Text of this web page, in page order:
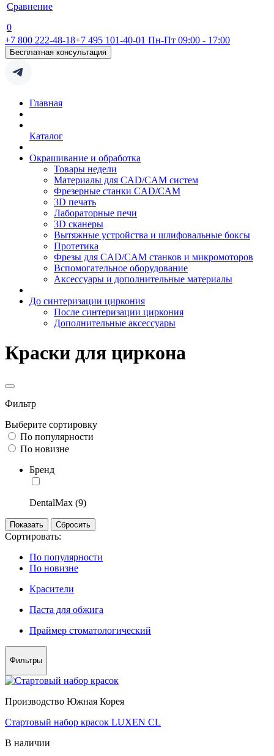
Сравнение
0
+7 800 222-48-18+7 495 101-40-01 Пн-Пт 09:00 - 17:00
Бесплатная консультация
Главная
Каталог
Окрашивание и обработка
Товары недели
Материалы для CAD/CAM систем
Фрезерные станки CAD/CAM
3D печать
Лабораторные печи
3D сканеры
Вытяжные устройства и шлифовальные боксы
Протетика
Фрезы для CAD/CAM станков и микромоторов
Вспомогательное оборудование
Аксессуары и дополнительные материалы
До синтеризации циркония
После синтеризации циркония
Дополнительные аксессуары
Краски для циркона
Фильтр
Выберите сортировку
По популярности
По новизне
Бренд
DentalMax (9)
Сортировать:
По популярности
По новизне
Красители
Паста для обжига
Праймер стоматологический
Фильтры
Производство Южная Корея
Стартовый набор красок LUXEN CL
В наличии